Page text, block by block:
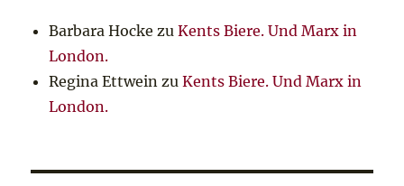
Barbara Hocke zuKents Biere. Und Marx in
London.
Regina Ettwein zuKents Biere. Und Marx in
London.